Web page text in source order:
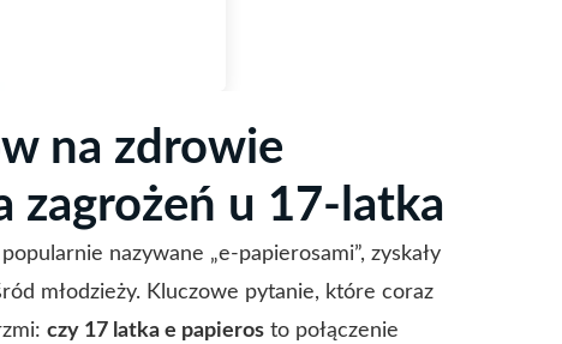
na zdrowie
zagrożeń u 17-latka
nazywane „e-papierosami”, zyskały
młodzieży. Kluczowe pytanie, które coraz
czy 17 latka e papieros to połączenie